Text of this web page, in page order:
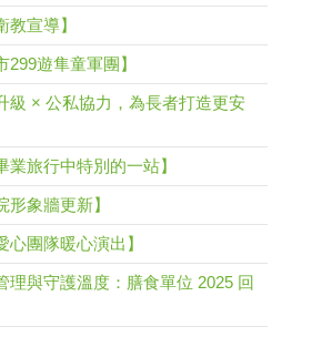
教宣導】
299遊隼童軍團】
級 × 公私協力，為長者打造更安
業旅行中特別的一站】
形象牆更新】
心團隊暖心演出】
理與守護溫度：膳食單位 2025 回